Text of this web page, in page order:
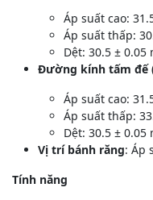
Áp suất cao:
Áp suất thấp:
Dệt: 30.5 ± 0.05
Đường kính tấm đế
Áp suất cao:
Áp suất thấp:
Dệt: 30.5 ± 0.05
Vị trí bánh răng: Áp
Tính năng